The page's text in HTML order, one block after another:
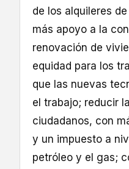
de los alquileres
más apoyo a la
renovación de
equidad para los
que las nuevas
el trabajo; reducir
ciudadanos, con
y un impuesto a
petróleo y el gas;